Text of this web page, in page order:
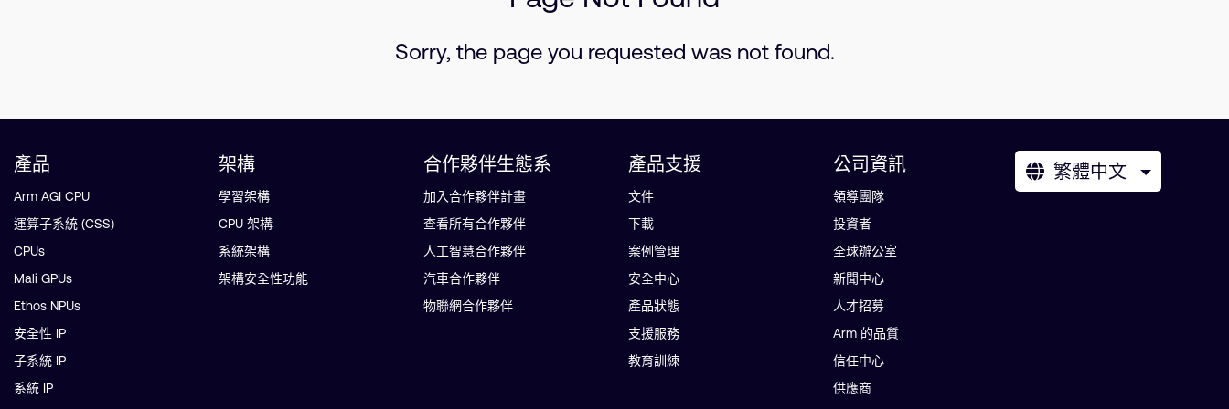
Sorry, the page you requested was not found.
產品
Arm AGI CPU
運算子系統 (CSS)
CPUs
Mali GPUs
Ethos NPUs
安全性 IP
子系統 IP
系統 IP
架構
學習架構
CPU 架構
系統架構
架構安全性功能
合作夥伴生態系
加入合作夥伴計畫
查看所有合作夥伴
人工智慧合作夥伴
汽車合作夥伴
物聯網合作夥伴
產品支援
文件
下載
案例管理
安全中心
產品狀態
支援服務
教育訓練
公司資訊
領導團隊
投資者
全球辦公室
新聞中心
人才招募
Arm 的品質
信任中心
供應商
繁體中文